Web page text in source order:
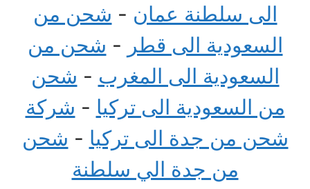
الى سلطنة عمان - شحن من
السعودية الى قطر - شحن من
السعودية الى المغرب - شحن
من السعودية الى تركيا - شركة
شحن من جدة الى تركيا - شحن
من جدة الي سلطنة